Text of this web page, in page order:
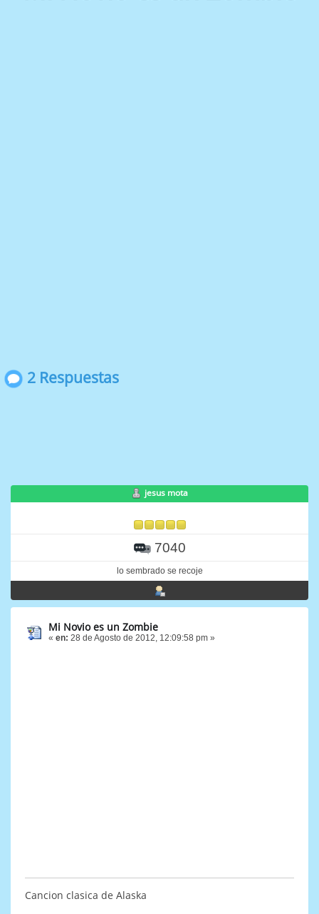
2 Respuestas
jesus mota
7040
lo sembrado se recoje
Mi Novio es un Zombie
« en: 28 de Agosto de 2012, 12:09:58 pm »
Cancion clasica de Alaska